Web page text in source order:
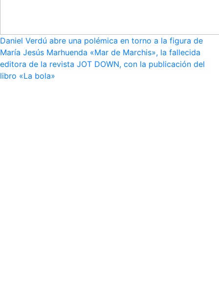
Daniel Verdú abre una polémica en torno a la figura de
María Jesús Marhuenda «Mar de Marchis», la fallecida
editora de la revista JOT DOWN, con la publicación del
libro «La bola»